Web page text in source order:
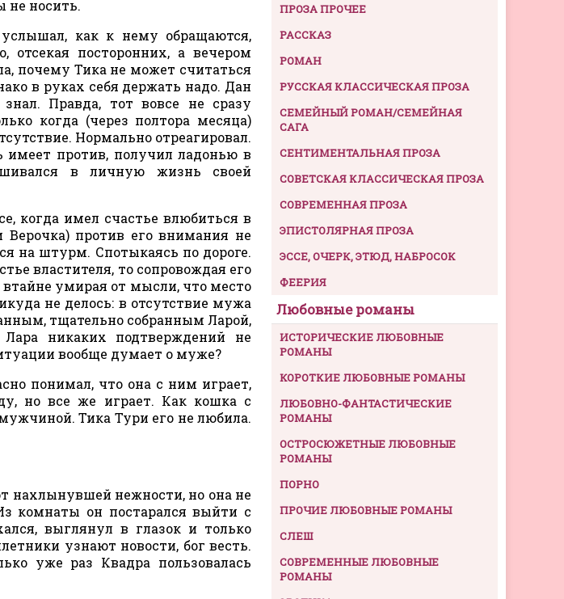
не носить.
как к нему обращаются,
посторонних, а вечером
почему Тика не может считаться
в руках себя держать надо. Дан
Правда, тот вовсе не сразу
когда (через полтора месяца)
Нормально отреагировал.
имеет против, получил ладонью в
в личную жизнь своей
когда имел счастье влюбиться в
против его внимания не
на штурм. Спотыкаясь по дороге.
властителя, то сопровождая его
умирая от мысли, что место
не делось: в отсутствие мужа
тщательно собранным Ларой,
никаких подтверждений не
вообще думает о муже?
понимал, что она с ним играет,
но все же играет. Как кошка с
Тика Тури его не любила.
нахлынувшей нежности, но она не
комнаты он постарался выйти с
выглянул в глазок и только
узнают новости, бог весть.
уже раз Квадра пользовалась
ПРОЗА ПРОЧЕЕ
РАССКАЗ
РОМАН
РУССКАЯ КЛАССИЧЕСКАЯ ПРОЗА
СЕМЕЙНЫЙ РОМАН/СЕМЕЙНАЯ
САГА
СЕНТИМЕНТАЛЬНАЯ ПРОЗА
СОВЕТСКАЯ КЛАССИЧЕСКАЯ ПРОЗА
СОВРЕМЕННАЯ ПРОЗА
ЭПИСТОЛЯРНАЯ ПРОЗА
ЭССЕ, ОЧЕРК, ЭТЮД, НАБРОСОК
ФЕЕРИЯ
Любовные романы
ИСТОРИЧЕСКИЕ ЛЮБОВНЫЕ
РОМАНЫ
КОРОТКИЕ ЛЮБОВНЫЕ РОМАНЫ
ЛЮБОВНО-ФАНТАСТИЧЕСКИЕ
РОМАНЫ
ОСТРОСЮЖЕТНЫЕ ЛЮБОВНЫЕ
РОМАНЫ
ПОРНО
ПРОЧИЕ ЛЮБОВНЫЕ РОМАНЫ
СЛЕШ
СОВРЕМЕННЫЕ ЛЮБОВНЫЕ
РОМАНЫ